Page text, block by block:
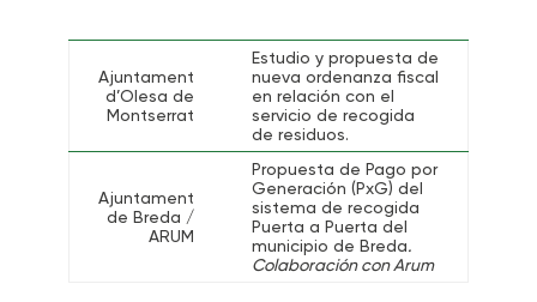
Ajuntament
d’Olesa de
Montserrat
Estudio y propuesta de
nueva ordenanza fiscal
en relación con el
servicio de recogida
de residuos.
Ajuntament
de Breda /
ARUM
Propuesta de Pago por
Generación (PxG) del
sistema de recogida
Puerta a Puerta del
municipio de Breda.
Colaboración con Arum